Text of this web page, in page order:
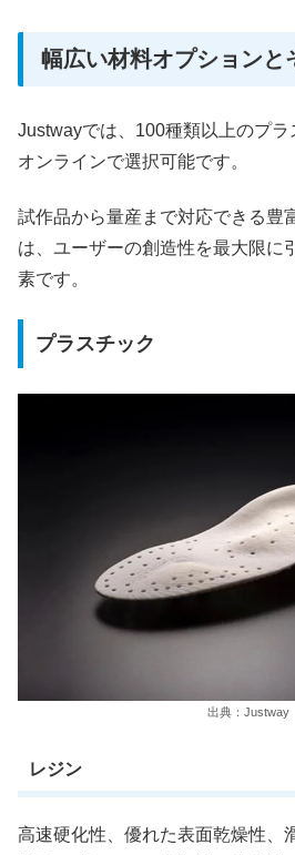
幅広い材料オプションと
Justwayでは、100種類以上のプ
オンラインで選択可能です。
試作品から量産まで対応できる豊
は、ユーザーの創造性を最大限に
素です。
プラスチック
出典：Justway
レジン
高速硬化性、優れた表面乾燥性、